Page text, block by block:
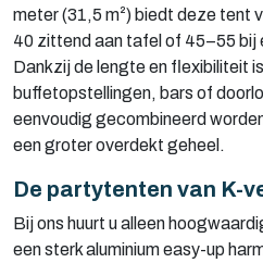
meter (31,5 m²) biedt deze tent
40 zittend aan tafel of 45–55 bij
Dankzij de lengte en flexibiliteit
buffetopstellingen, bars of
eenvoudig gecombineerd
een groter overdekt geheel.
De partytenten van K-
Bij ons huurt u alleen
een sterk aluminium easy-up